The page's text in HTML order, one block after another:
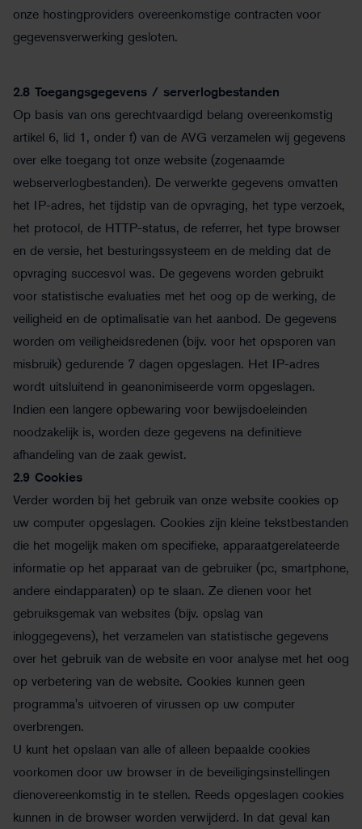
onze hostingproviders overeenkomstige contracten voor
gegevensverwerking gesloten.
2.8 Toegangsgegevens / serverlogbestanden
Op basis van ons gerechtvaardigd belang overeenkomstig
artikel 6, lid 1, onder f) van de AVG verzamelen wij gegevens
over elke toegang tot onze website (zogenaamde
webserverlogbestanden). De verwerkte gegevens omvatten
het IP-adres, het tijdstip van de opvraging, het type verzoek,
het protocol, de HTTP-status, de referrer, het type browser
en de versie, het besturingssysteem en de melding dat de
opvraging succesvol was. De gegevens worden gebruikt
voor statistische evaluaties met het oog op de werking, de
veiligheid en de optimalisatie van het aanbod. De gegevens
worden om veiligheidsredenen (bijv. voor het opsporen van
misbruik) gedurende 7 dagen opgeslagen. Het IP-adres
wordt uitsluitend in geanonimiseerde vorm opgeslagen.
Indien een langere opbewaring voor bewijsdoeleinden
noodzakelijk is, worden deze gegevens na definitieve
afhandeling van de zaak gewist.
2.9 Cookies
Verder worden bij het gebruik van onze website cookies op
uw computer opgeslagen. Cookies zijn kleine tekstbestanden
die het mogelijk maken om specifieke, apparaatgerelateerde
informatie op het apparaat van de gebruiker (pc, smartphone,
andere eindapparaten) op te slaan. Ze dienen voor het
gebruiksgemak van websites (bijv. opslag van
inloggegevens), het verzamelen van statistische gegevens
over het gebruik van de website en voor analyse met het oog
op verbetering van de website. Cookies kunnen geen
programma's uitvoeren of virussen op uw computer
overbrengen.
U kunt het opslaan van alle of alleen bepaalde cookies
voorkomen door uw browser in de beveiligingsinstellingen
dienovereenkomstig in te stellen. Reeds opgeslagen cookies
kunnen in de browser worden verwijderd. In dat geval kan